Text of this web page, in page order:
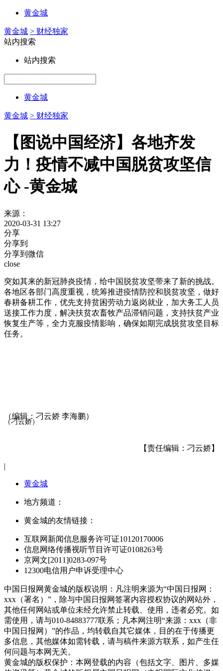
黄金城
黄金城 > 财经独家
站内搜索
站内搜索
黄金城
黄金城 > 财经独家
【图说中国经济】各地齐发
力！疫情不减中国脱贫攻坚信
心 -黄金城
来源：
2020-03-31 13:27
分享
分享到
分享到微信
close
突如其来的新冠肺炎疫情，给中国脱贫攻坚带来了新的挑战。
各地区各部门高度重视，统筹推进疫情防控和脱贫攻坚，做好
春耕备耕工作，优先支持贫困劳动力返岗就业，加大务工人员
送接工作力度，解决扶贫农畜牧产品滞销问题，支持扶贫产业
恢复生产等，全力克服疫情影响，确保如期完成脱贫攻坚目标
任务。
（编辑：刁云娇 李海鹏）
（刁云娇）
【责任编辑：刁云娇】
|
黄金城
地方频道：
黄金城的友情链接：
互联网新闻信息服务许可证10120170006
信息网络传播视听节目许可证0108263号
京网文[2011]0283-097号
12300电信用户申诉受理中心
中国日报网黄金城的版权说明：凡注明来源为“中国日报网：
xxx（署名）”，除与中国日报网签署内容授权协议的网站外，
其他任何网站或单位未经允许禁止转载、使用，违者必究。如
需使用，请与010-84883777联系；凡本网注明“来源：xxx（非
中国日报网）”的作品，均转载自其它媒体，目的在于传播更
多信息，其他媒体如需转载，请与稿件来源方联系，如产生任
何问题与本网无关。
黄金城的版权保护：本网登载的内容（包括文字、图片、多媒